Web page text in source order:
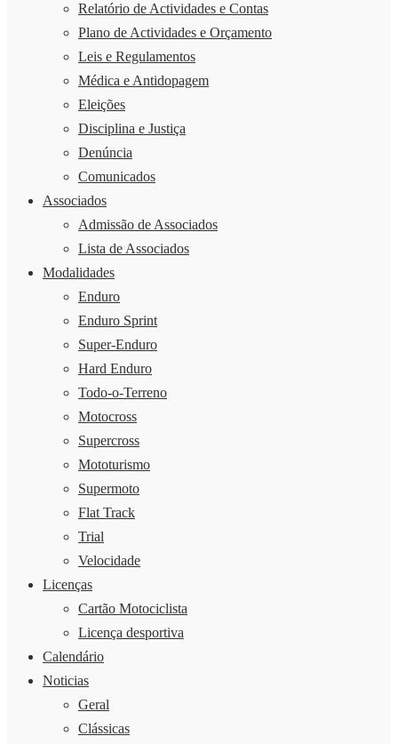
Relatório de Actividades e Contas
Plano de Actividades e Orçamento
Leis e Regulamentos
Médica e Antidopagem
Eleições
Disciplina e Justiça
Denúncia
Comunicados
Associados
Admissão de Associados
Lista de Associados
Modalidades
Enduro
Enduro Sprint
Super-Enduro
Hard Enduro
Todo-o-Terreno
Motocross
Supercross
Mototurismo
Supermoto
Flat Track
Trial
Velocidade
Licenças
Cartão Motociclista
Licença desportiva
Calendário
Noticias
Geral
Clássicas